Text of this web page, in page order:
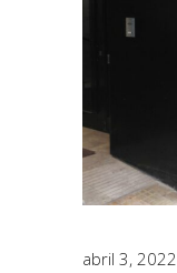
abril 3, 2022